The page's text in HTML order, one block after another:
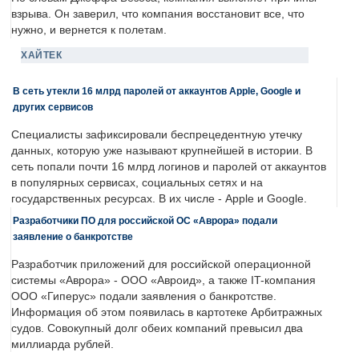
взрыва. Он заверил, что компания восстановит все, что
нужно, и вернется к полетам.
ХАЙТЕК
В сеть утекли 16 млрд паролей от аккаунтов Apple, Google и
других сервисов
Специалисты зафиксировали беспрецедентную утечку
данных, которую уже называют крупнейшей в истории. В
сеть попали почти 16 млрд логинов и паролей от аккаунтов
в популярных сервисах, социальных сетях и на
государственных ресурсах. В их числе - Apple и Google.
Разработчики ПО для российской ОС «Аврора» подали
заявление о банкротстве
Разработчик приложений для российской операционной
системы «Аврора» - ООО «Авроид», а также IT-компания
ООО «Гиперус» подали заявления о банкротстве.
Информация об этом появилась в картотеке Арбитражных
судов. Совокупный долг обеих компаний превысил два
миллиарда рублей.